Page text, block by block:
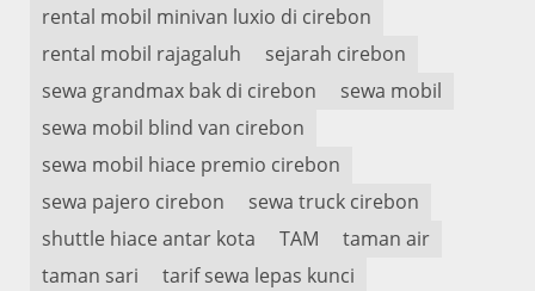
rental mobil minivan luxio di cirebon
rental mobil rajagaluh
sejarah cirebon
sewa grandmax bak di cirebon
sewa mobil
sewa mobil blind van cirebon
sewa mobil hiace premio cirebon
sewa pajero cirebon
sewa truck cirebon
shuttle hiace antar kota
TAM
taman air
taman sari
tarif sewa lepas kunci